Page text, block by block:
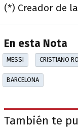
(*) Creador de
En esta Nota
MESSI CRISTIANO
BARCELONA
También te